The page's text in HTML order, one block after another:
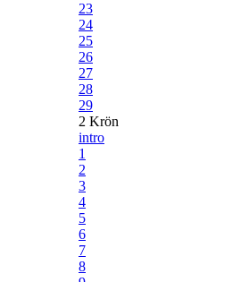
23
24
25
26
27
28
29
2 Krön
intro
1
2
3
4
5
6
7
8